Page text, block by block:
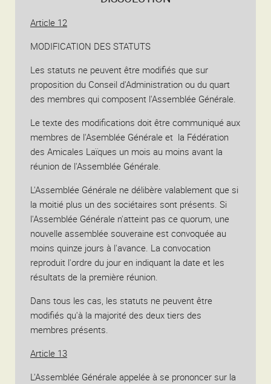
Article 12
MODIFICATION DES STATUTS
Les statuts ne peuvent être modifiés que sur
proposition du Conseil d'Administration ou du quart
des membres qui composent l'Assemblée Générale.
Le texte des modifications doit être communiqué aux
membres de l'Asemblée Générale et la Fédération
des Amicales Laïques un mois au moins avant la
réunion de l'Assemblée Générale.
L'Assemblée Générale ne délibère valablement que si
la moitié plus un des sociétaires sont présents. Si
l'Assemblée Générale n'atteint pas ce quorum, une
nouvelle assemblée souveraine est convoquée au
moins quinze jours à l'avance. La convocation
reproduit l'ordre du jour en indiquant la date et les
résultats de la première réunion.
Dans tous les cas, les statuts ne peuvent être
modifiés qu'à la majorité des deux tiers des
membres présents.
Article 13
L'Assemblée Générale appelée à se prononcer sur la